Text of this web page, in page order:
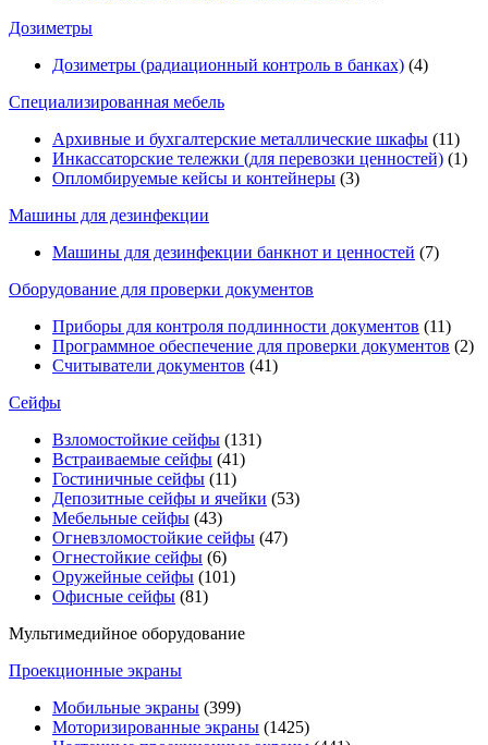
Дозиметры
Дозиметры (радиационный контроль в банках) (4)
Специализированная мебель
Архивные и бухгалтерские металлические шкафы (11)
Инкассаторские тележки (для перевозки ценностей) (1)
Опломбируемые кейсы и контейнеры (3)
Машины для дезинфекции
Машины для дезинфекции банкнот и ценностей (7)
Оборудование для проверки документов
Приборы для контроля подлинности документов (11)
Программное обеспечение для проверки документов (2)
Считыватели документов (41)
Сейфы
Взломостойкие сейфы (131)
Встраиваемые сейфы (41)
Гостиничные сейфы (11)
Депозитные сейфы и ячейки (53)
Мебельные сейфы (43)
Огневзломостойкие сейфы (47)
Огнестойкие сейфы (6)
Оружейные сейфы (101)
Офисные сейфы (81)
Мультимедийное оборудование
Проекционные экраны
Мобильные экраны (399)
Моторизированные экраны (1425)